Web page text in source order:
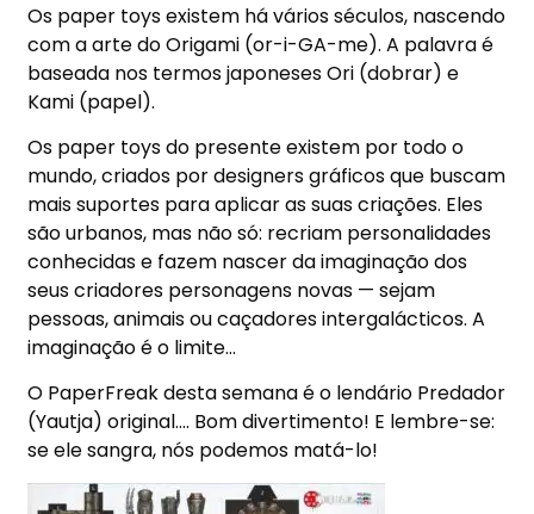
Os paper toys existem há vários séculos, nascendo
com a arte do Origami (or-i-GA-me). A palavra é
baseada nos termos japoneses Ori (dobrar) e
Kami (papel).
Os paper toys do presente existem por todo o
mundo, criados por designers gráficos que buscam
mais suportes para aplicar as suas criações. Eles
são urbanos, mas não só: recriam personalidades
conhecidas e fazem nascer da imaginação dos
seus criadores personagens novas — sejam
pessoas, animais ou caçadores intergalácticos. A
imaginação é o limite…
O PaperFreak desta semana é o lendário Predador
(Yautja) original…. Bom divertimento! E lembre-se:
se ele sangra, nós podemos matá-lo!